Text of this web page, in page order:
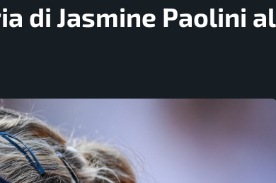
di Jasmine Paolini al